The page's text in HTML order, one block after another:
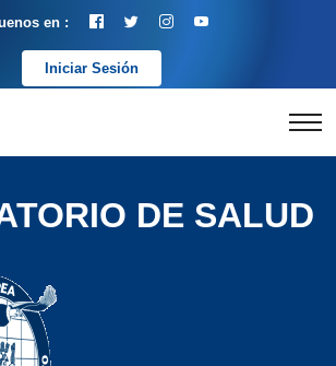
en :
Iniciar Sesión
DE SALUD